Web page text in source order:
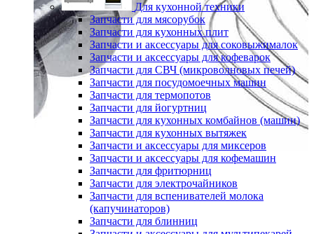
Для кухонной техники
Запчасти для мясорубок
Запчасти для кухонных плит
Запчасти и аксессуары для соковыжималок
Запчасти и аксессуары для кофеварок
Запчасти для СВЧ (микроволновых печей)
Запчасти для посудомоечных машин
Запчасти для термопотов
Запчасти для йогуртниц
Запчасти для кухонных комбайнов (машин)
Запчасти для кухонных вытяжек
Запчасти и аксессуары для миксеров
Запчасти и аксессуары для кофемашин
Запчасти для фритюрниц
Запчасти для электрочайников
Запчасти для вспенивателей молока
(капучинаторов)
Запчасти для блинниц